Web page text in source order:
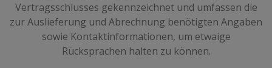
Vertragsschlusses gekennzeichnet und umfassen die
zur Auslieferung und Abrechnung benötigten Angaben
sowie Kontaktinformationen, um etwaige
Rücksprachen halten zu können.